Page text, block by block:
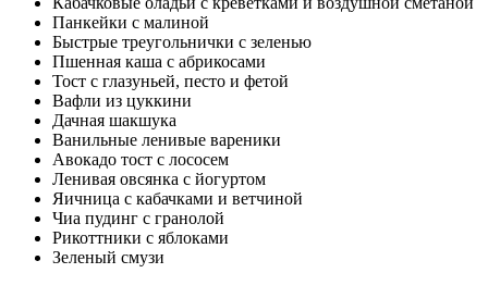
Панкейки с малиной
Быстрые треугольнички с зеленью
Пшенная каша с абрикосами
Тост с глазуньей, песто и фетой
Вафли из цуккини
Дачная шакшука
Ванильные ленивые вареники
Авокадо тост с лососем
Ленивая овсянка с йогуртом
Яичница с кабачками и ветчиной
Чиа пудинг с гранолой
Рикоттники с яблоками
Зеленый смузи